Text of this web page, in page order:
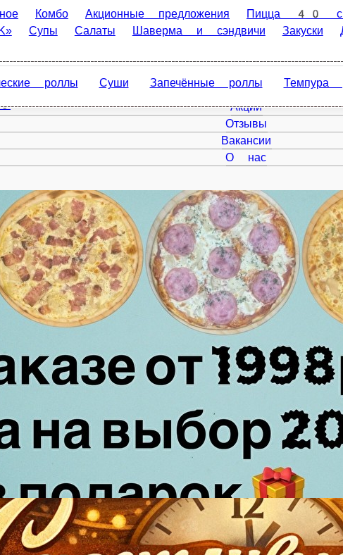
Главная
Акции
Отзывы
Вакансии
О нас
Комбо Акционные предложения Пицца 40 см Пицца 30 см
и сэндвичи Закуски Десерты Напитки Дополнительно
роллы Суши Запечённые роллы Темпура роллы Сеты